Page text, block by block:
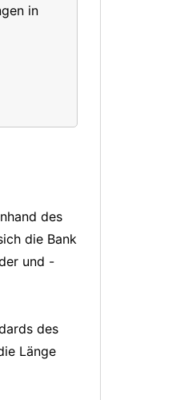
in
des
die Bank
und -
des
Länge